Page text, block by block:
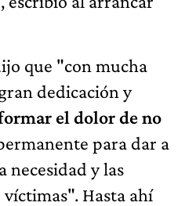
que "con mucha
dedicación y
el dolor de no
para dar a
necesidad y las
Hasta ahí